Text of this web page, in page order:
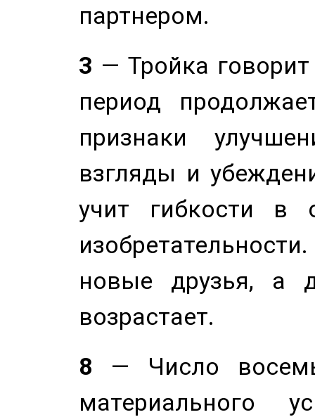
партнером.
3 — Тройка
период
признаки
взгляды и
учит гибкости в
новые друзья, а
возрастает.
8 — Число
материального